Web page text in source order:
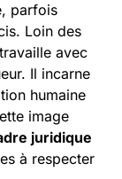
parfois
Loin des
avec
Il incarne
humaine
image
juridique
à respecter